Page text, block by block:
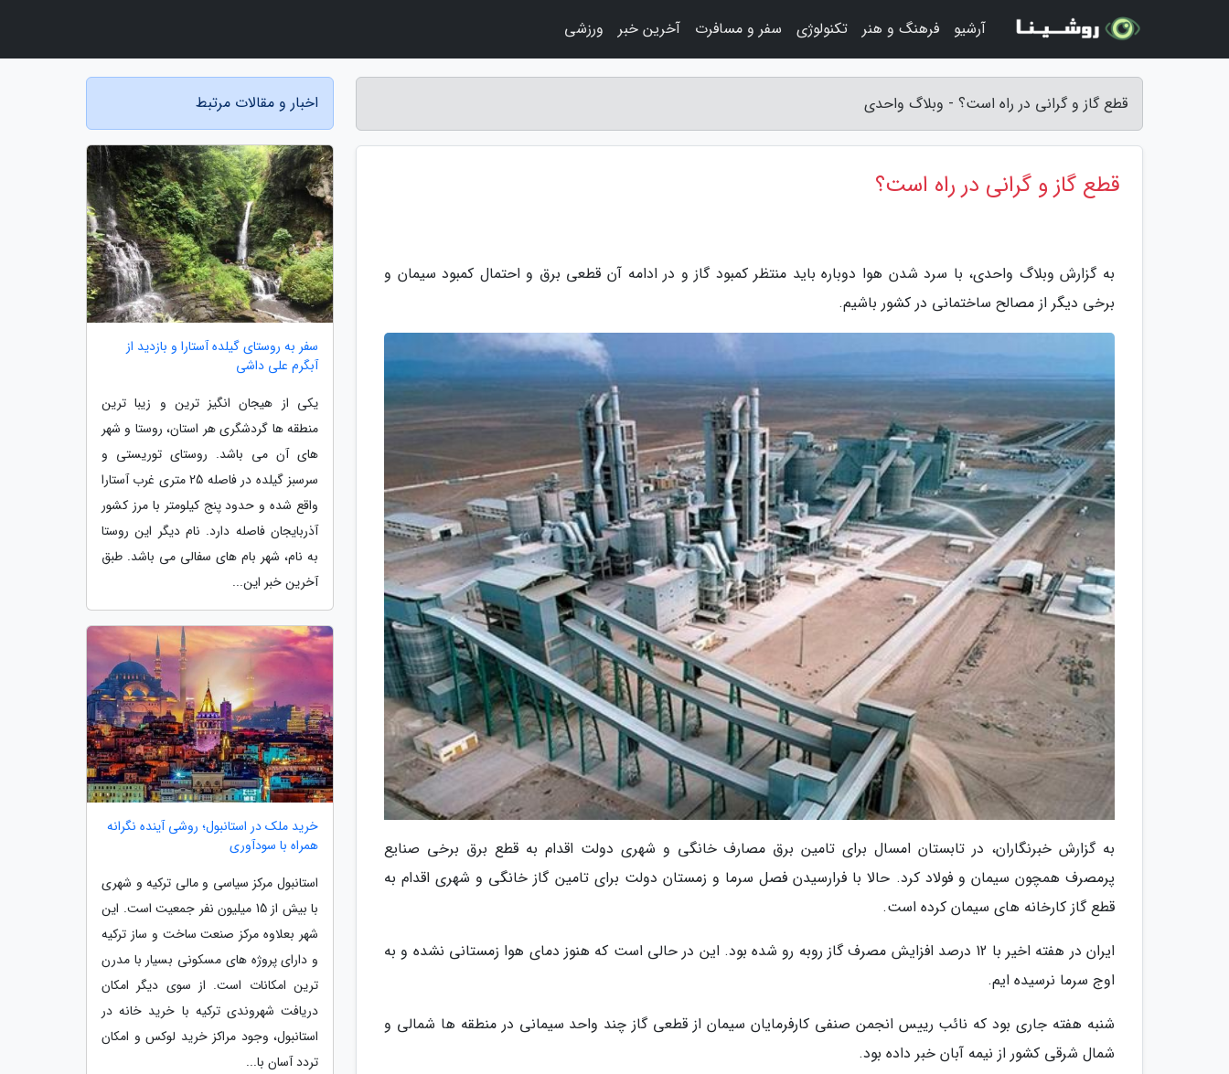
قطع گاز و گرانی در راه است؟ - وبلاگ واحدی
قطع گاز و گرانی در راه است؟
به گزارش وبلاگ واحدی، با سرد شدن هوا دوباره باید منتظر کمبود گاز و در ادامه آن قطعی برق و احتمال کمبود سیمان و
برخی دیگر از مصالح ساختمانی در کشور باشیم.
به گزارش خبرنگاران، در تابستان امسال برای تامین برق مصارف خانگی و شهری دولت اقدام به قطع برق برخی صنایع
پرمصرف همچون سیمان و فولاد کرد. حالا با فرارسیدن فصل سرما و زمستان دولت برای تامین گاز خانگی و شهری اقدام به
قطع گاز کارخانه های سیمان کرده است.
ایران در هفته اخیر با 12 درصد افزایش مصرف گاز روبه رو شده بود. این در حالی است که هنوز دمای هوا زمستانی نشده و به
اوج سرما نرسیده ایم.
شنبه هفته جاری بود که نائب رییس انجمن صنفی کارفرمایان سیمان از قطعی گاز چند واحد سیمانی در منطقه ها شمالی و
شمال شرقی کشور از نیمه آبان خبر داده بود.
اخبار و مقالات مرتبط
سفر به روستای گیلده آستارا و بازدید از
آبگرم علی داشی
یکی از هیجان انگیز ترین و زیبا ترین
منطقه ها گردشگری هر استان، روستا و شهر
های آن می باشد. روستای توریستی و
سرسبز گیلده در فاصله 25 متری غرب آستارا
واقع شده و حدود پنج کیلومتر با مرز کشور
آذربایجان فاصله دارد. نام دیگر این روستا
به نام، شهر بام های سفالی می باشد. طبق
آخرین خبر این...
خرید ملک در استانبول؛ روشی آینده نگرانه
همراه با سودآوری
استانبول مرکز سیاسی و مالی ترکیه و شهری
با بیش از 15 میلیون نفر جمعیت است. این
شهر بعلاوه مرکز صنعت ساخت و ساز ترکیه
و دارای پروژه های مسکونی بسیار با مدرن
ترین امکانات است. از سوی دیگر امکان
دریافت شهروندی ترکیه با خرید خانه در
استانبول، وجود مراکز خرید لوکس و امکان
تردد آسان با...
آرشیو فرهنگ و هنر تکنولوژی سفر و مسافرت آخرین خبر ورزشی